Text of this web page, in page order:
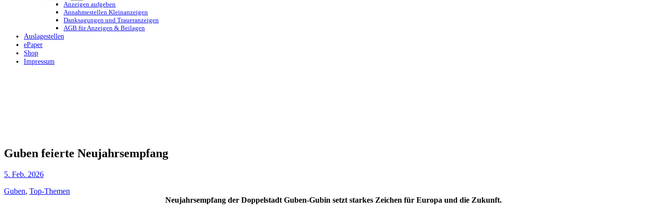
Anzeigen aufgeben
Annahmestellen Kleinanzeigen
Danksagungen und Traueranzeigen
AGB für Anzeigen & Beilagen
Auslagestellen
ePaper
Shop
Impressum
Guben feierte Neujahrsempfang
5. Feb. 2026
Guben, Top-Themen
Neujahrsempfang der Doppelstadt Guben-Gubin setzt starkes Zeichen für Europa und die Zukunft.